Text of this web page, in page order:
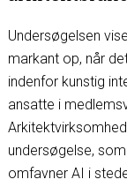
Undersøgelsen
markant op, når
indenfor kunstig
ansatte i
undersøgelse,
omfavner AI i